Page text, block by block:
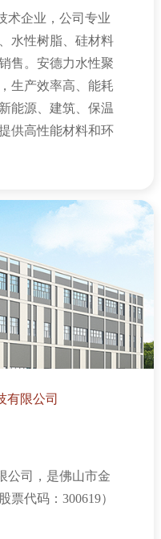
术企业，公司专业
水性树脂、硅材料
售。安德力水性聚
生产效率高、能耗
能源、建筑、保温
供高性能材料和环
有限公司
公司，是佛山市金
票代码： 300619）